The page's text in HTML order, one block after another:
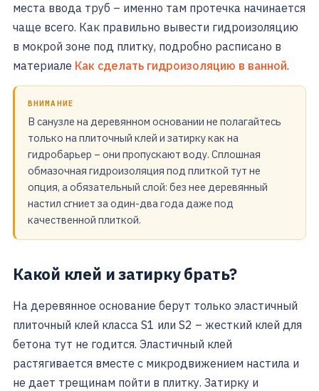
места ввода труб – именно там протечка начинается
чаще всего. Как правильно вывести гидроизоляцию
в мокрой зоне под плитку, подробно расписано в
материале Как сделать гидроизоляцию в ванной.
ВНИМАНИЕ
В санузле на деревянном основании не полагайтесь
только на плиточный клей и затирку как на
гидробарьер – они пропускают воду. Сплошная
обмазочная гидроизоляция под плиткой тут не
опция, а обязательный слой: без нее деревянный
настил сгниет за один-два года даже под
качественной плиткой.
Какой клей и затирку брать?
На деревянное основание берут только эластичный
плиточный клей класса S1 или S2 – жесткий клей для
бетона тут не годится. Эластичный клей
растягивается вместе с микродвижением настила и
не дает трещинам пойти в плитку. Затирку и